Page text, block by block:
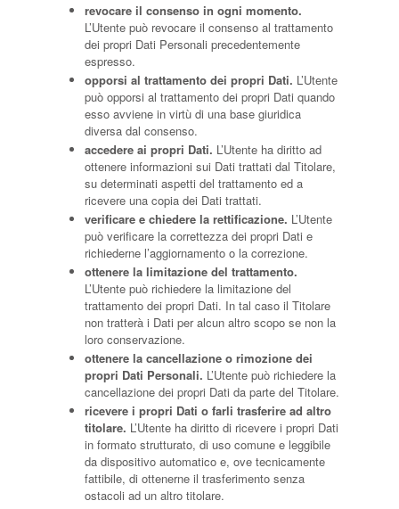
revocare il consenso in ogni momento.
L’Utente può revocare il consenso al trattamento
dei propri Dati Personali precedentemente
espresso.
opporsi al trattamento dei propri Dati. L’Utente
può opporsi al trattamento dei propri Dati quando
esso avviene in virtù di una base giuridica
diversa dal consenso.
accedere ai propri Dati. L’Utente ha diritto ad
ottenere informazioni sui Dati trattati dal Titolare,
su determinati aspetti del trattamento ed a
ricevere una copia dei Dati trattati.
verificare e chiedere la rettificazione. L’Utente
può verificare la correttezza dei propri Dati e
richiederne l’aggiornamento o la correzione.
ottenere la limitazione del trattamento.
L’Utente può richiedere la limitazione del
trattamento dei propri Dati. In tal caso il Titolare
non tratterà i Dati per alcun altro scopo se non la
loro conservazione.
ottenere la cancellazione o rimozione dei
propri Dati Personali. L’Utente può richiedere la
cancellazione dei propri Dati da parte del Titolare.
ricevere i propri Dati o farli trasferire ad altro
titolare. L’Utente ha diritto di ricevere i propri Dati
in formato strutturato, di uso comune e leggibile
da dispositivo automatico e, ove tecnicamente
fattibile, di ottenerne il trasferimento senza
ostacoli ad un altro titolare.